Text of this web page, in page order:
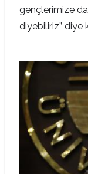
gençlerimize
diyebiliriz” diye